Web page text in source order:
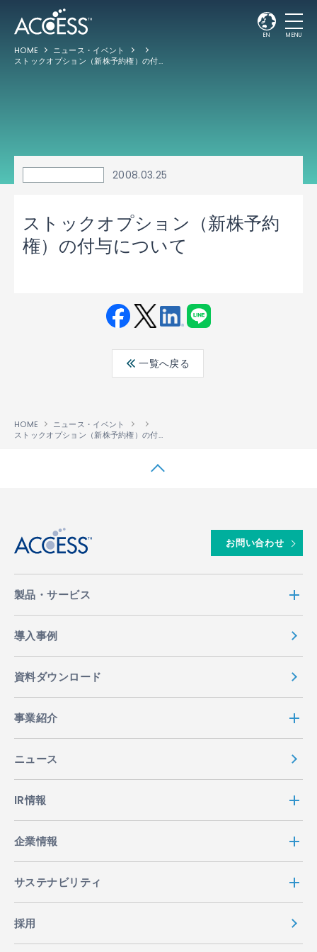
EN MENU
HOME
ニュース・イベント
ストックオプション（新株予約権）の付与について
2008.03.25
ストックオプション（新株予約
権）の付与について
ebo ter
edin
一覧へ戻る
HOME
ニュース・イベント
ストックオプション（新株予約権）の付与について
お問い合わせ
製品・サービス
導入事例
資料ダウンロード
事業紹介
ニュース
IR情報
企業情報
サステナビリティ
採用